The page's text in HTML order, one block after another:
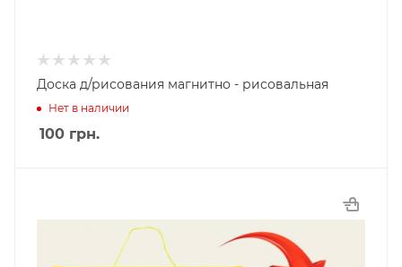
Доска д/рисования магнитно - рисовальная
Нет в наличии
100 грн.